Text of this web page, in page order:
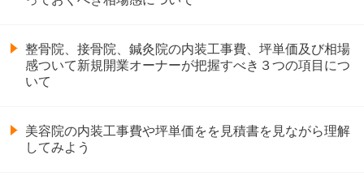
整骨院、接骨院、鍼灸院の内装工事費、坪単価及び相場
感ついて新規開業オーナーが把握すべき３つの項目につ
いて
美容院の内装工事費や坪単価をを見積書を見ながら理解
してみよう